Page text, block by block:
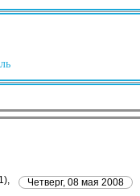
Четверг, 08 мая 2008